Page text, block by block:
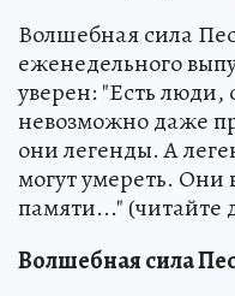
Волшебная сила
еженедельного
уверен: "Есть люди,
невозможно даже
они легенды. А
могут умереть. Они
памяти..." (читайте
Волшебная сила